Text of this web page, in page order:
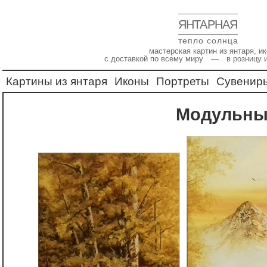
ЯНТАРНАЯ
тепло солнца
мастерская картин из янтаря,
с доставкой по всему миру — в розницу
Картины из янтаря Иконы Портреты